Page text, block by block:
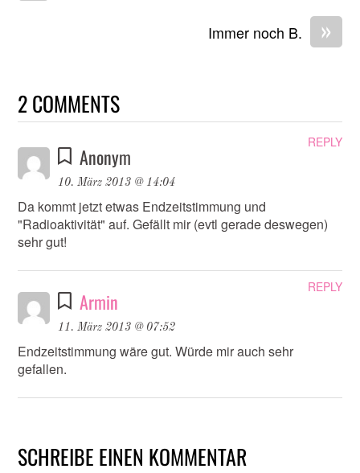
»
Immer noch B.
2 COMMENTS
Anonym
10. März 2013 @ 14:04
Da kommt jetzt etwas Endzeitstimmung und
"Radioaktivität" auf. Gefällt mir (evtl gerade deswegen)
sehr gut!
REPLY
Armin
11. März 2013 @ 07:52
Endzeitstimmung wäre gut. Würde mir auch sehr
gefallen.
REPLY
SCHREIBE EINEN KOMMENTAR